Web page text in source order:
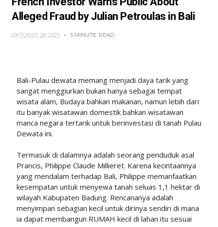
Alleged Fraud by Julian Petroulas in Bali
OKTOBER 28, 2025 5 MINUTE READ
Bali-Pulau dewata memang menjadi daya tarik yang
sangat menggiurkan bukan hanya sebagai tempat
wisata alam, Budaya bahkan makanan, namun lebih dari
itu banyak wisatawan domestik bahkan wisatawan
manca negara tertarik untuk berinvestasi di tanah Pulau
Dewata ini.
Termasuk di dalamnya adalah seorang penduduk asal
Prancis, Philippe Claude Millieret. Karena kecintaannya
yang mendalam terhadap Bali, Philippe memanfaatkan
kesempatan untuk menyewa tanah seluas 1,1 hektar di
wilayah Kabupaten Badung. Rencananya adalah
menyimpan sebagian kecil untuk dirinya sendiri di mana
ia dapat membangun RUMAH kecil di lahan itu sesuai